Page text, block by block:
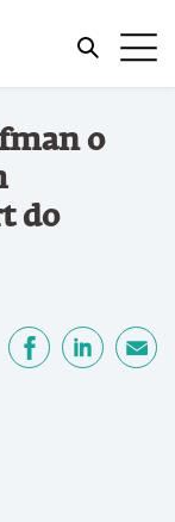
o
do